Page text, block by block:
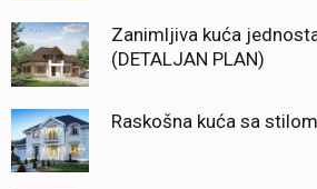
Zanimljiva kuća
(DETALJAN PLAN)
Raskošna kuća sa